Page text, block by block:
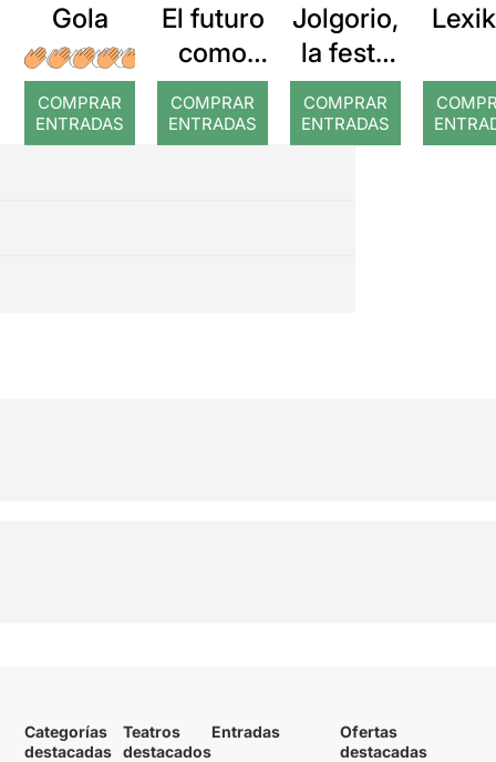
Gola
COMPRAR
ENTRADAS
El futuro
como
trabajo
escénico
COMPRAR
ENTRADAS
Jolgorio,
la festa
de tots
els meus
aniversa
COMPRAR
ENTRADAS
Categorías
destacadas
Teatros
destacados
Entradas
Ofertas
destacadas